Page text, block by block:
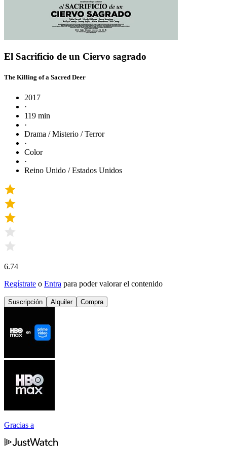
El Sacrificio de un Ciervo sagrado
The Killing of a Sacred Deer
2017
·
119 min
·
Drama / Misterio / Terror
·
Color
·
Reino Unido / Estados Unidos
6.74
Regístrate o Entra para poder valorar el contenido
Suscripción Alquiler Compra
Gracias a